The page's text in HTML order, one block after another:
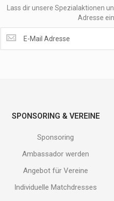
Lass dir unsere Spezialaktionen
Adresse
dir
unsere
erhalte
SPONSORING & VEREINE
Sponsoring
Ambassador werden
Angebot für Vereine
Individuelle Matchdresses